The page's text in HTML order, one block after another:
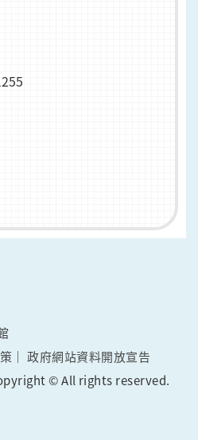
政府網站資料開放宣告
© All rights reserved.